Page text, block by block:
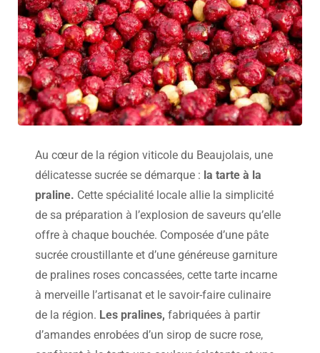
Au cœur de la région viticole du Beaujolais, une
délicatesse sucrée se démarque : la tarte à la
praline. Cette spécialité locale allie la simplicité
de sa préparation à l’explosion de saveurs qu’elle
offre à chaque bouchée. Composée d’une pâte
sucrée croustillante et d’une généreuse garniture
de pralines roses concassées, cette tarte incarne
à merveille l’artisanat et le savoir-faire culinaire
de la région. Les pralines, fabriquées à partir
d’amandes enrobées d’un sirop de sucre rose,